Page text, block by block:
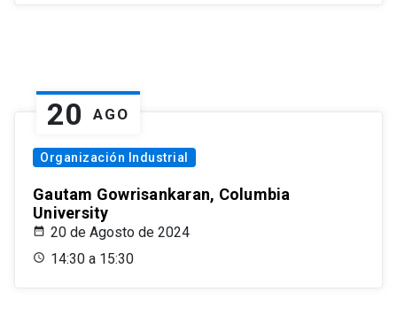
20 AGO
Organización Industrial
Gautam Gowrisankaran, Columbia
University
20 de Agosto de 2024
14:30 a 15:30